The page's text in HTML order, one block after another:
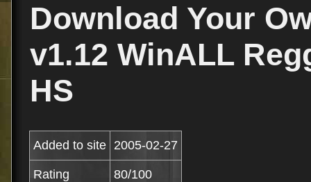
Download Your
v1.12 WinALL
HS
Added to site 2005-02-27
Rating 80/100